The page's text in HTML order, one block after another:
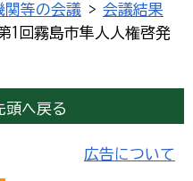
関等の会議 > 会議結果
1回霧島市隼人人権啓発
頭へ戻る
広告について